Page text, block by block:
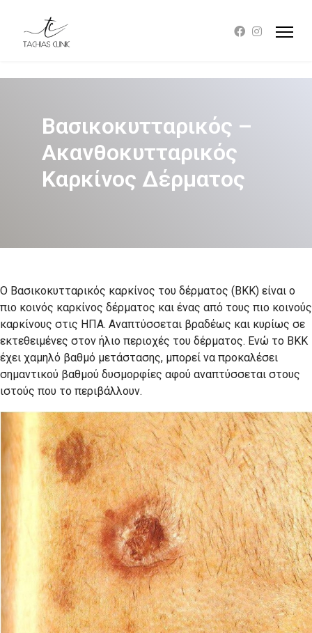
Βασικοκυτταρικός –
Ακανθοκυτταρικός
Καρκίνος Δέρματος
O Βασικοκυτταρικός καρκίνος του δέρματος (ΒΚΚ) είναι ο
πιο κοινός καρκίνος δέρματος και ένας από τους πιο κοινούς
καρκίνους στις ΗΠΑ. Αναπτύσσεται βραδέως και κυρίως σε
εκτεθειμένες στον ήλιο περιοχές του δέρματος. Ενώ το ΒΚΚ
έχει χαμηλό βαθμό μετάστασης, μπορεί να προκαλέσει
σημαντικού βαθμού δυσμορφίες αφού αναπτύσσεται στους
ιστούς που το περιβάλλουν.